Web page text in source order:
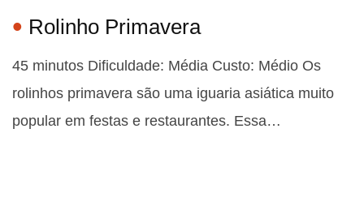
Rolinho Primavera
45 minutos Dificuldade: Média Custo: Médio Os
rolinhos primavera são uma iguaria asiática muito
popular em festas e restaurantes. Essa…